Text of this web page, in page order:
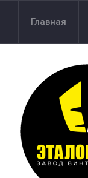
Главная